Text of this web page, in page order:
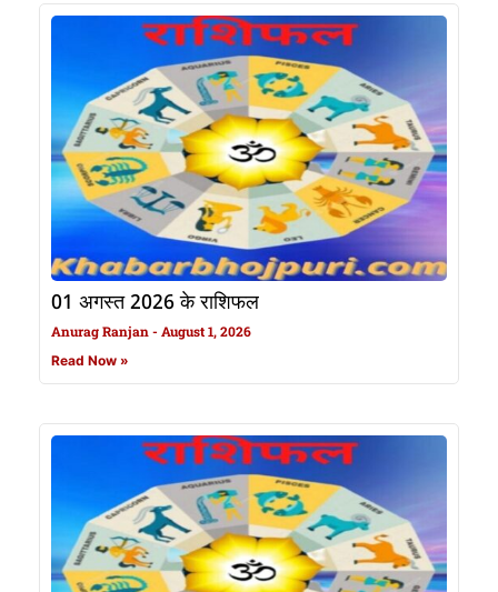
01 अगस्त 2026 के राशिफल
Anurag Ranjan August 1, 2026
Read Now »